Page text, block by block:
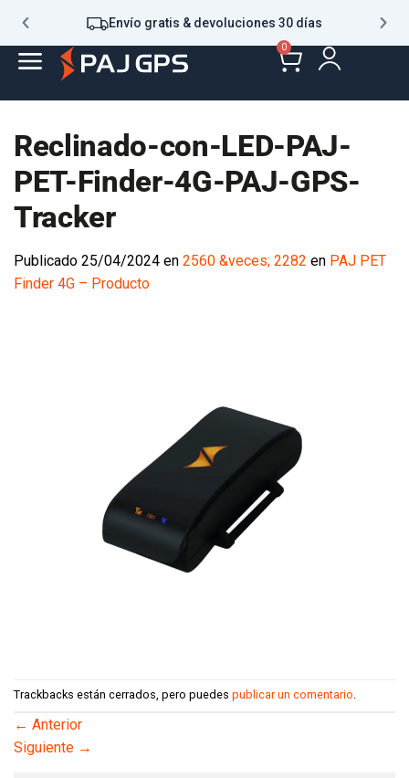
Envío gratis & devoluciones 30 días
0
Reclinado-con-LED-PAJ-
PET-Finder-4G-PAJ-GPS-
Tracker
Publicado 25/04/2024 en 2560 &veces; 2282 en PAJ PET
Finder 4G – Producto
Trackbacks están cerrados, pero puedes publicar un comentario.
← Anterior
Siguiente →